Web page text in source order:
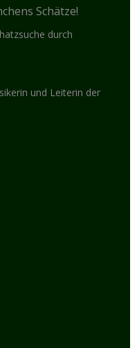
Schätze!
durch
und Leiterin der